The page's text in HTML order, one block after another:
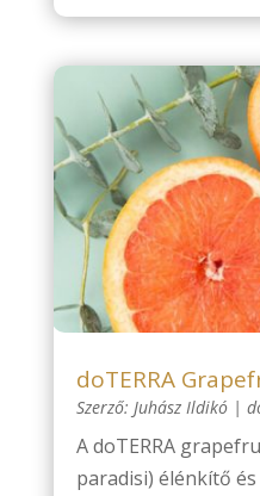
doTERRA
Szerző: Juhász Ildikó|
A doTERRA
paradisi) élénkítő